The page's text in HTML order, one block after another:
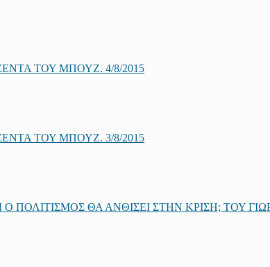
ΤΟΥ ΜΠΟΥΖ. 4/8/2015
ΤΟΥ ΜΠΟΥΖ. 3/8/2015
ΠΟΛΙΤΙΣΜΟΣ ΘΑ ΑΝΘΙΣΕΙ ΣΤΗΝ ΚΡΙΣΗ; ΤΟΥ